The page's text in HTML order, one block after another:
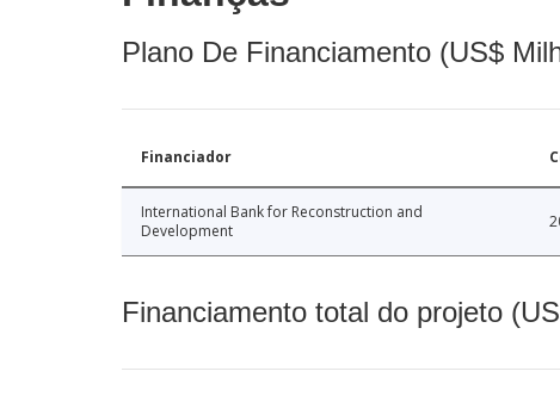
Plano De Financiamento (US$
Financiador
International Bank for Reconstruction and
Development
Financiamento total do projeto